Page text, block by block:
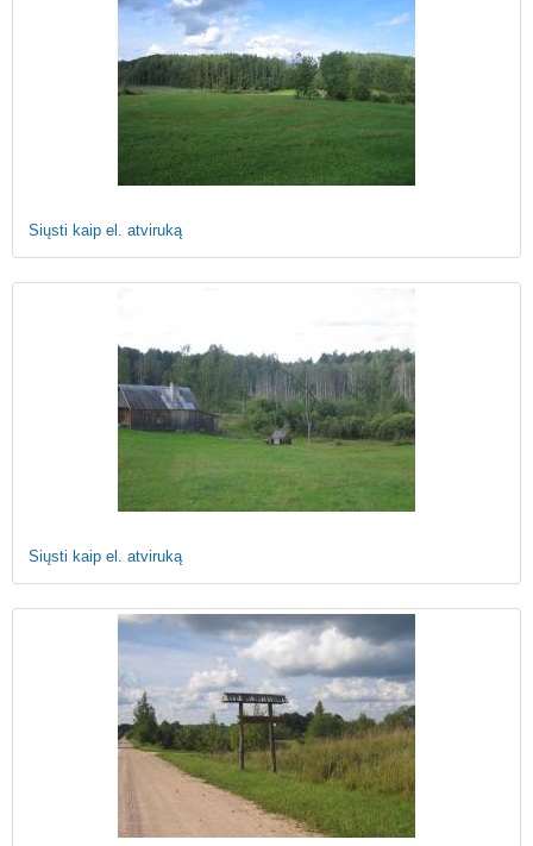
Siųsti kaip el. atviruką
Siųsti kaip el. atviruką